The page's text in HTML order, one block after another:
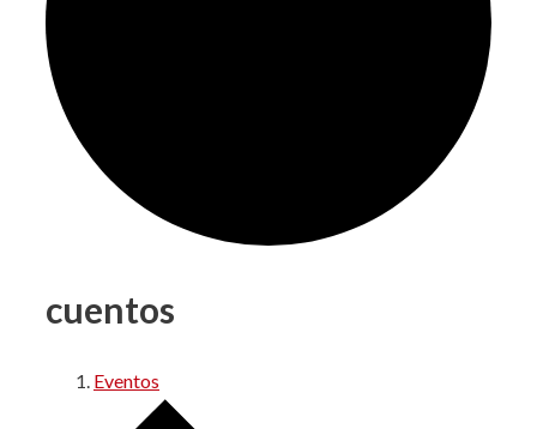
cuentos
Eventos